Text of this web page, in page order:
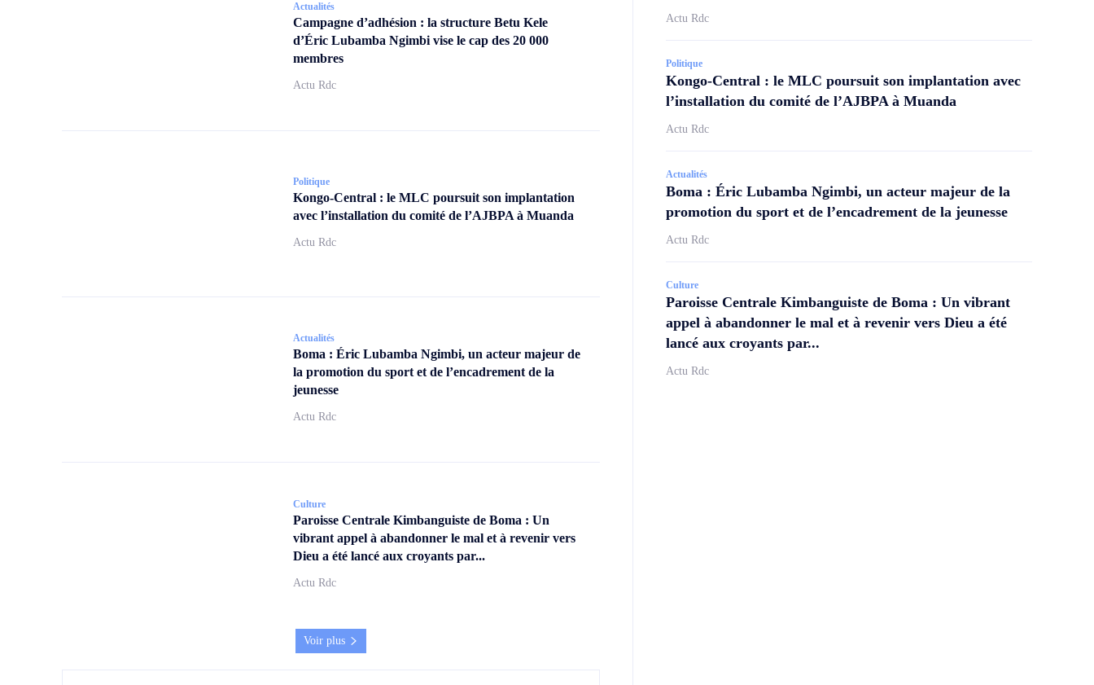
Actualités
Campagne d’adhésion : la structure Betu Kele
d’Éric Lubamba Ngimbi vise le cap des 20 000
membres
Actu Rdc
Politique
Kongo-Central : le MLC poursuit son implantation
avec l’installation du comité de l’AJBPA à Muanda
Actu Rdc
Actualités
Boma : Éric Lubamba Ngimbi, un acteur majeur de
la promotion du sport et de l’encadrement de la
jeunesse
Actu Rdc
Culture
Paroisse Centrale Kimbanguiste de Boma : Un
vibrant appel à abandonner le mal et à revenir vers
Dieu a été lancé aux croyants par...
Actu Rdc
Voir plus
Actu Rdc
Politique
Kongo-Central : le MLC poursuit son implantation avec
l’installation du comité de l’AJBPA à Muanda
Actu Rdc
Actualités
Boma : Éric Lubamba Ngimbi, un acteur majeur de la
promotion du sport et de l’encadrement de la jeunesse
Actu Rdc
Culture
Paroisse Centrale Kimbanguiste de Boma : Un vibrant
appel à abandonner le mal et à revenir vers Dieu a été
lancé aux croyants par...
Actu Rdc